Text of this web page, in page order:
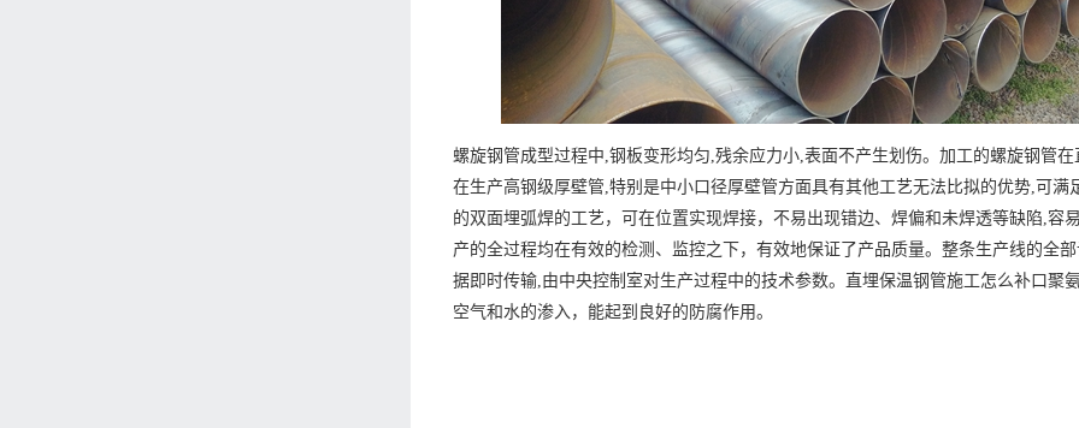
螺旋钢管成型过程中,钢板变形均匀,残余应力小,表面不产生划伤。加工的螺旋钢管
在生产高钢级厚壁管,特别是中小口径厚壁管方面具有其他工艺无法比拟的优势,可
的双面埋弧焊的工艺，可在位置实现焊接，不易出现错边、焊偏和未焊透等缺陷,容
产的全过程均在有效的检测、监控之下，有效地保证了产品质量。整条生产线的全
据即时传输,由中央控制室对生产过程中的技术参数。直埋保温钢管施工怎么补口聚
空气和水的渗入，能起到良好的防腐作用。